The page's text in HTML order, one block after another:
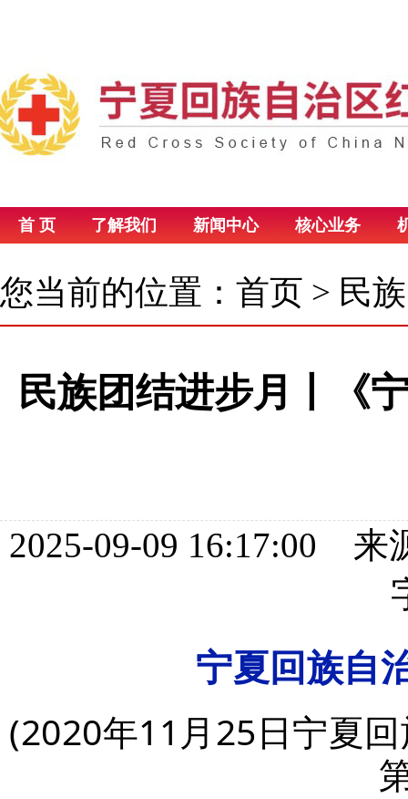
首 页 了解我们 新闻中心 核心业务
您当前的位置： 首页 > 民
民族团结进步月丨《
2025-09-09 16:17:00
宁夏回族自
(2020年11月25日宁夏